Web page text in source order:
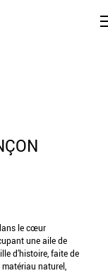
le cœur
une aile de
d’histoire, faite de
naturel,